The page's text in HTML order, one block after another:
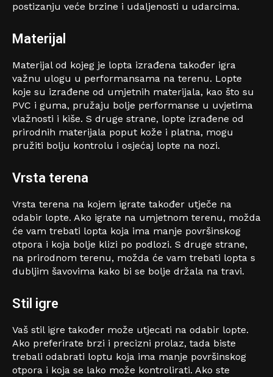
postizanju veće brzine i udaljenosti u udarcima.
Materijal
Materijal od kojeg je lopta izrađena također igra
važnu ulogu u performansama na terenu. Lopte
koje su izrađene od umjetnih materijala, kao što su
PVC i guma, pružaju bolje performanse u uvjetima
vlažnosti i kiše. S druge strane, lopte izrađene od
prirodnih materijala poput kože i platna, mogu
pružiti bolju kontrolu i osjećaj lopte na nozi.
Vrsta terena
Vrsta terena na kojem igrate također utječe na
odabir lopte. Ako igrate na umjetnom terenu, možda
će vam trebati lopta koja ima manje površinskog
otpora i koja bolje klizi po podlozi. S druge strane,
na prirodnom terenu, možda će vam trebati lopta s
dubljim šavovima kako bi se bolje držala na travi.
Stil igre
Vaš stil igre također može utjecati na odabir lopte.
Ako preferirate brzi i precizni prolaz, tada biste
trebali odabrati loptu koja ima manje površinskog
otpora i koja se lako može kontrolirati. Ako ste